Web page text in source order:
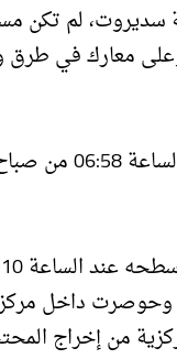
أيضا، المسؤولة عن منطقة
معارك في طرق
وحسب التحقيق، فإن
بداخله. ووصلت قوة من وحدة (يوآف) إلى
المركزية من